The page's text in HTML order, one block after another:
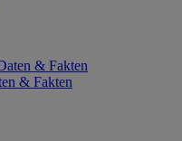
& Fakten
& Fakten